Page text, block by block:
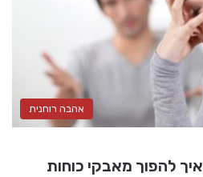
אהבה רוחנית
להפוך מאבקי כוחות